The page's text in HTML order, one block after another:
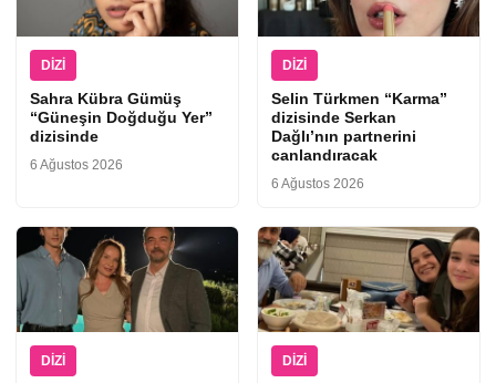
DIZI
Sahra Kübra Gümüş
“Güneşin Doğduğu Yer”
dizisinde
6 Ağustos 2026
DIZI
Selin Türkmen “Karma”
dizisinde Serkan
Dağlı’nın partnerini
canlandıracak
6 Ağustos 2026
DIZI DIZI